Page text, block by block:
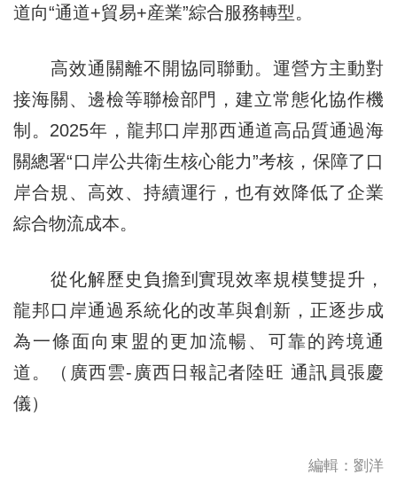
道向“通道+貿易+産業”綜合服務轉型。
高效通關離不開協同聯動。運營方主動對
接海關、邊檢等聯檢部門，建立常態化協作機
制。2025年，龍邦口岸那西通道高品質通過海
關總署“口岸公共衛生核心能力”考核，保障了口
岸合規、高效、持續運行，也有效降低了企業
綜合物流成本。
從化解歷史負擔到實現效率規模雙提升，
龍邦口岸通過系統化的改革與創新，正逐步成
為一條面向東盟的更加流暢、可靠的跨境通
道。（廣西雲-廣西日報記者陸旺 通訊員張慶
儀）
編輯：劉洋